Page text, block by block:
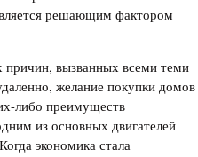
решающим фактором
вызванных всеми теми
желание покупки домов
либо преимуществ
из основных двигателей
экономика стала